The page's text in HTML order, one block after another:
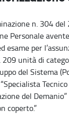
n. 304
Personale
esame per
unità di
del Sistema
del
coperto.”